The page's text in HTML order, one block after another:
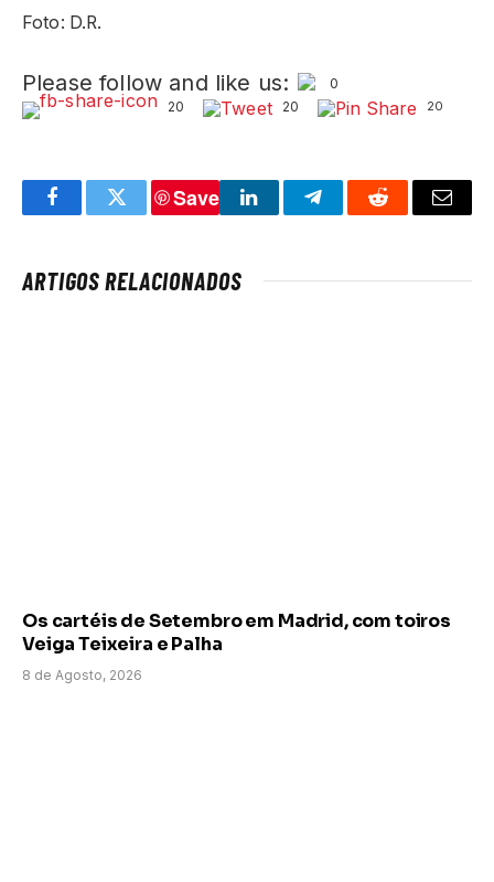
Foto: D.R.
Please follow and like us:
0
20
20 20
FacebookTwitter
Save
LinkedInTelegramReddit Email
ARTIGOS RELACIONADOS
Os cartéis de Setembro em Madrid, com toiros
Veiga Teixeira e Palha
8 de Agosto, 2026